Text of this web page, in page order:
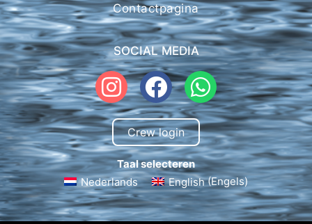
Contactpagina
SOCIAL MEDIA
Crew login
Taal selecteren
Nederlands
English(Engels)